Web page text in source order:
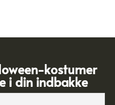
kostumer
i din indbakke